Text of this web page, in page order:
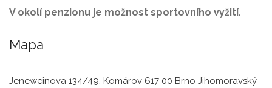
V okolí penzionu je možnost sportovního vyžití.
Mapa
Jeneweinova 134/49, Komárov 617 00 Brno Jihomoravský